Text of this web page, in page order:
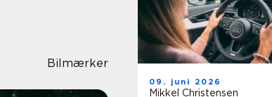
Bilmærker
09. juni 2026
Mikkel Christensen